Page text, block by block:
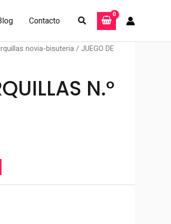
Contacto Buscar
novia-bisuteria / JUEGO DE
N.º